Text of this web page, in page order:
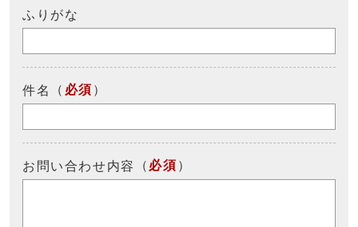
ふりがな
件名 （ 必須 ）
お問い合わせ内容 （ 必須 ）